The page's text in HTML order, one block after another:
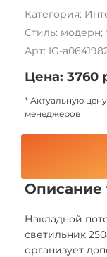
Категория:
Стиль: модерн;
Арт: IG-
Цена: 3760
* Актуальную
менеджеров
Описание
Накладной
светильник
организует